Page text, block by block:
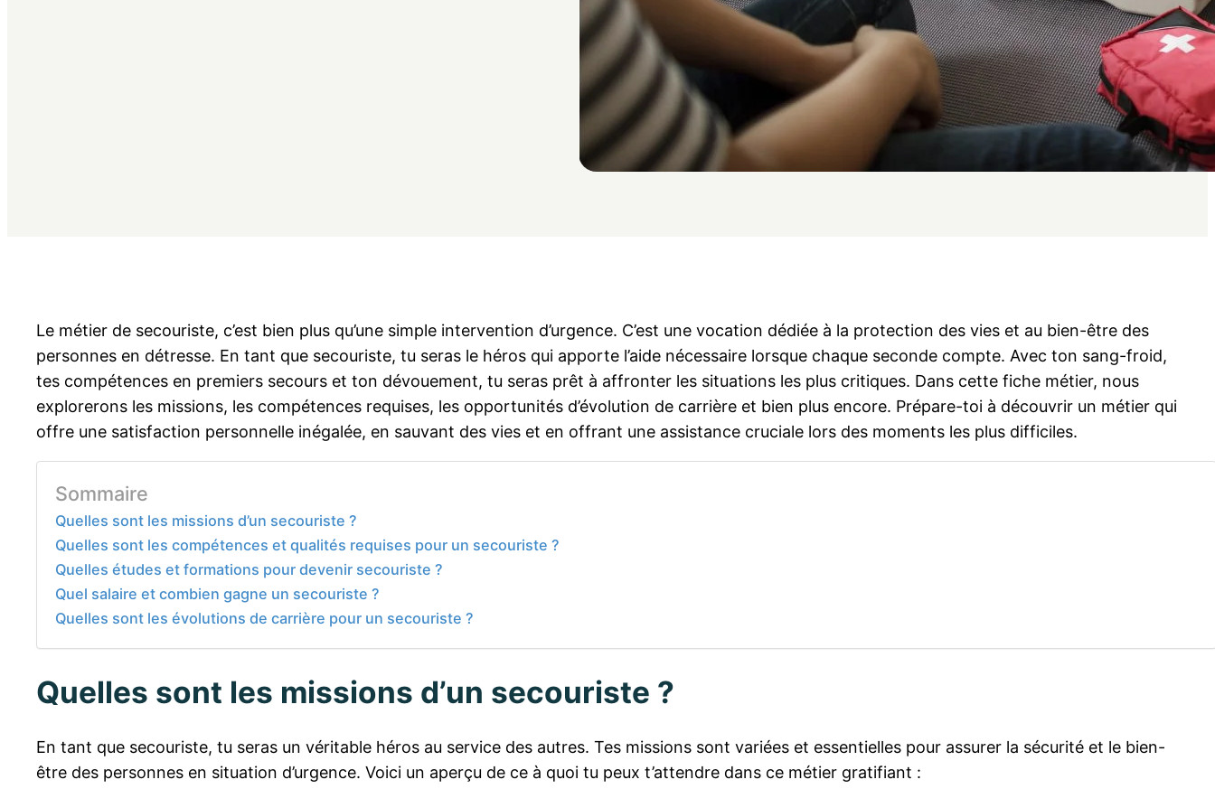
Le métier de secouriste, c’est bien plus qu’une simple intervention d’urgence. C’est une vocation dédiée à la protection des vies et au bien-être des
personnes en détresse. En tant que secouriste, tu seras le héros qui apporte l’aide nécessaire lorsque chaque seconde compte. Avec ton sang-froid,
tes compétences en premiers secours et ton dévouement, tu seras prêt à affronter les situations les plus critiques. Dans cette fiche métier, nous
explorerons les missions, les compétences requises, les opportunités d’évolution de carrière et bien plus encore. Prépare-toi à découvrir un métier qui
offre une satisfaction personnelle inégalée, en sauvant des vies et en offrant une assistance cruciale lors des moments les plus difficiles.
Sommaire
Quelles sont les missions d’un secouriste ?
Quelles sont les compétences et qualités requises pour un secouriste ?
Quelles études et formations pour devenir secouriste ?
Quel salaire et combien gagne un secouriste ?
Quelles sont les évolutions de carrière pour un secouriste ?
Quelles sont les missions d’un secouriste ?
En tant que secouriste, tu seras un véritable héros au service des autres. Tes missions sont variées et essentielles pour assurer la sécurité et le bien-
être des personnes en situation d’urgence. Voici un aperçu de ce à quoi tu peux t’attendre dans ce métier gratifiant :